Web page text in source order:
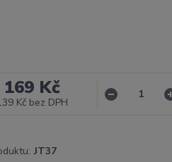
169 Kč
Kč bez DPH
JT37